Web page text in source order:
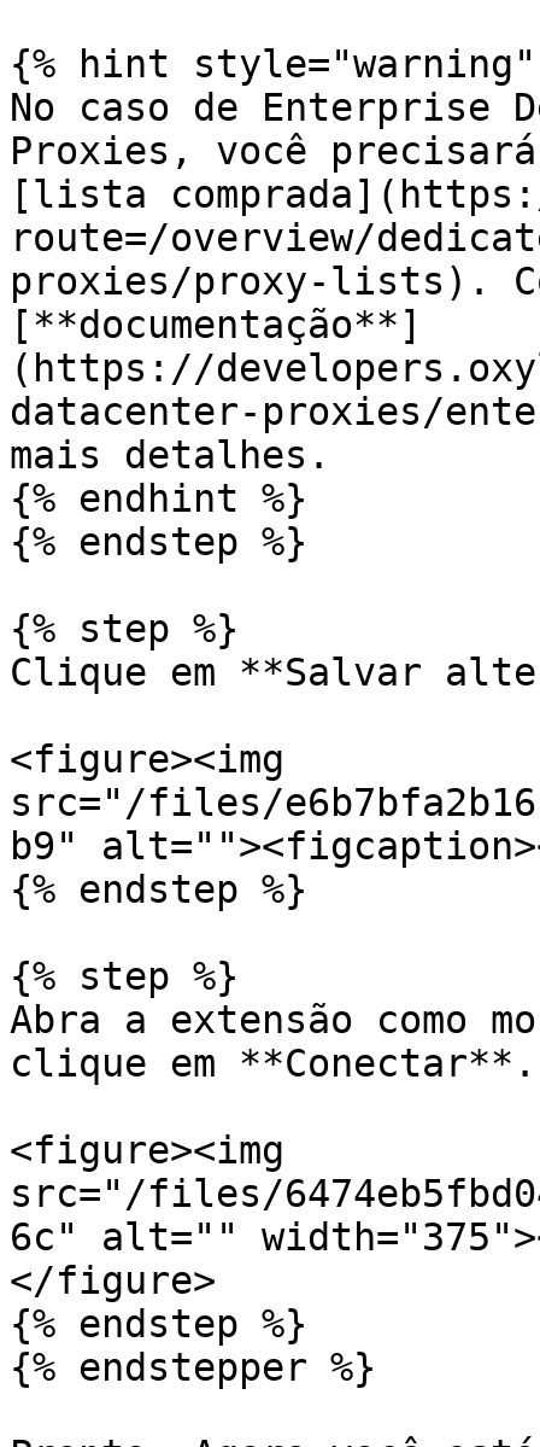
{% hint style="warning"
No caso de Enterprise
Proxies, você
[lista
route=/overview/
proxies/proxy-lists).
[**documentação**]
(https://
datacenter-proxies/
mais detalhes.
{% endhint %}
{% endstep %}
{% step %}
Clique em **Salvar
<figure><img
src="/files/
b9"
{% endstep %}
{% step %}
Abra a extensão como
clique em **Conectar**.
<figure><img
src="/files/
6c" alt=""
</figure>
{% endstep %}
{% endstepper %}